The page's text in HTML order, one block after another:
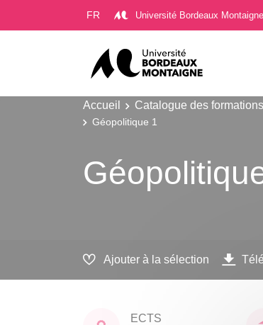
FR Université Bordeaux Montaigne
Accueil Catalogue des formations
Géopolitique 1
Ajouter à la sélection
ECTS